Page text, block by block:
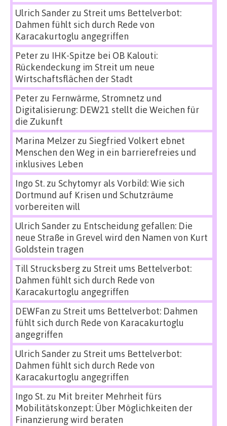
Ulrich Sanderzu Streit ums Bettelverbot:
Dahmen fühlt sich durch Rede von
Karacakurtoglu angegriffen
Peterzu IHK-Spitze bei OB Kalouti:
Rückendeckung im Streit um neue
Wirtschaftsflächen der Stadt
Peterzu Fernwärme, Stromnetz und
Digitalisierung: DEW21 stellt die Weichen für
die Zukunft
Marina Melzerzu Siegfried Volkert ebnet
Menschen den Weg in ein barrierefreies und
inklusives Leben
Ingo St.zu Schytomyr als Vorbild: Wie sich
Dortmund auf Krisen und Schutzräume
vorbereiten will
Ulrich Sanderzu Entscheidung gefallen: Die
neue Straße in Grevel wird den Namen von Kurt
Goldstein tragen
Till Strucksbergzu Streit ums Bettelverbot:
Dahmen fühlt sich durch Rede von
Karacakurtoglu angegriffen
DEWFan zu Streit ums Bettelverbot: Dahmen
fühlt sich durch Rede von Karacakurtoglu
angegriffen
Ulrich Sanderzu Streit ums Bettelverbot:
Dahmen fühlt sich durch Rede von
Karacakurtoglu angegriffen
Ingo St.zu Mit breiter Mehrheit fürs
Mobilitätskonzept: Über Möglichkeiten der
Finanzierung wird beraten